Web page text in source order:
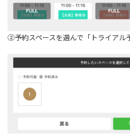
②予約スペースを選んで「トライアル